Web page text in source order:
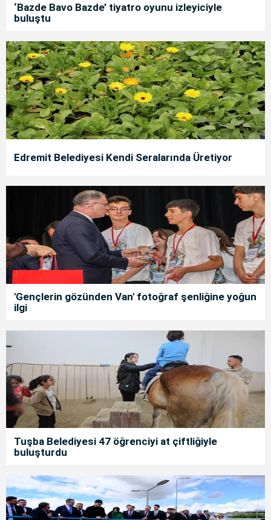
‘Bazde Bavo Bazde’ tiyatro oyunu izleyiciyle
buluştu
Edremit Belediyesi Kendi Seralarında Üretiyor
'Gençlerin gözünden Van' fotoğraf şenliğine yoğun
ilgi
Tuşba Belediyesi 47 öğrenciyi at çiftliğiyle
buluşturdu